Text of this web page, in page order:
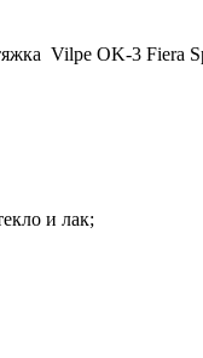
Vilpe OK-3 Fiera
и лак;